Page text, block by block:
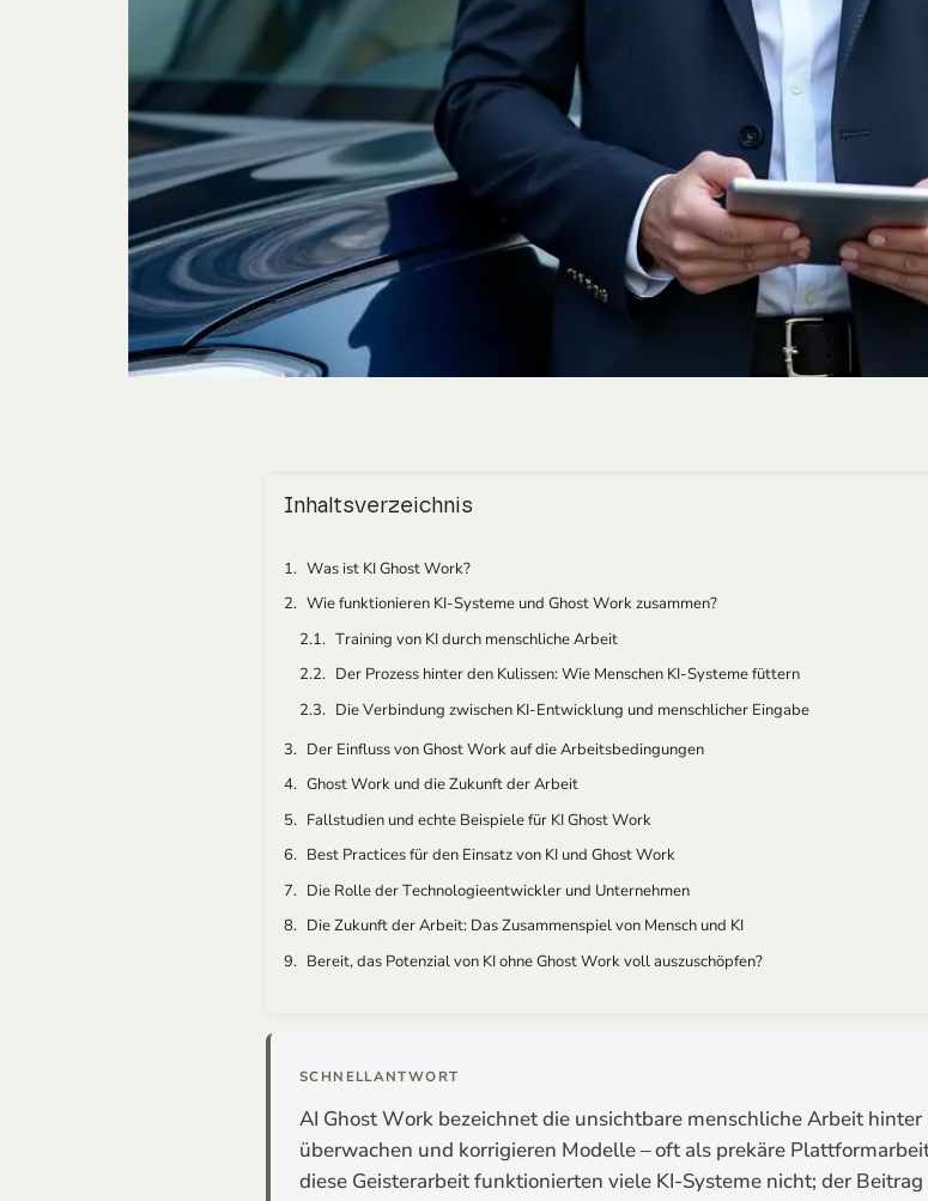
Inhaltsverzeichnis
Was ist KI Ghost Work?
Wie funktionieren KI-Systeme und Ghost Work zusammen?
Training von KI durch menschliche Arbeit
Der Prozess hinter den Kulissen: Wie Menschen KI-Systeme füttern
Die Verbindung zwischen KI-Entwicklung und menschlicher Eingabe
Der Einfluss von Ghost Work auf die Arbeitsbedingungen
Ghost Work und die Zukunft der Arbeit
Fallstudien und echte Beispiele für KI Ghost Work
Best Practices für den Einsatz von KI und Ghost Work
Die Rolle der Technologieentwickler und Unternehmen
Die Zukunft der Arbeit: Das Zusammenspiel von Mensch und KI
Bereit, das Potenzial von KI ohne Ghost Work voll auszuschöpfen?
SCHNELLANTWORT
AI Ghost Work bezeichnet die unsichtbare menschliche Arbeit
überwachen und korrigieren Modelle – oft als prekäre
diese Geisterarbeit funktionierten viele KI-Systeme nicht; der